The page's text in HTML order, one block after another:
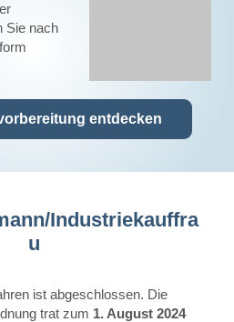
Sie nach
entdecken
Industriekauffra
u
ist abgeschlossen. Die
trat zum 1. August 2024